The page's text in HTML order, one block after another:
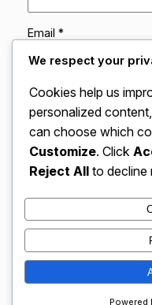
Email *
Simpan nama,
peramban ini untuk
Trik Jadi
We respect your
Cookies help us
personalized
can choose which
Customize. Click
Reject All to decline
Powered